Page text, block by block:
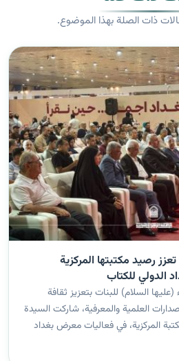
ذات الصلة بهذا الموضوع.
رصيد مكتبتها المركزية
الدولي للكتاب
السلام) للبنات بتعزيز ثقافة
العلمية والمعرفية، شاركت السيدة
المركزية، في فعاليات معرض بغداد